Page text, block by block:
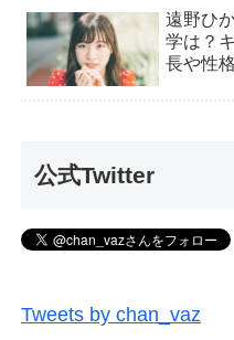
遠野ひ
学は？
長や性
公式Twitter
Tweets by chan_vaz